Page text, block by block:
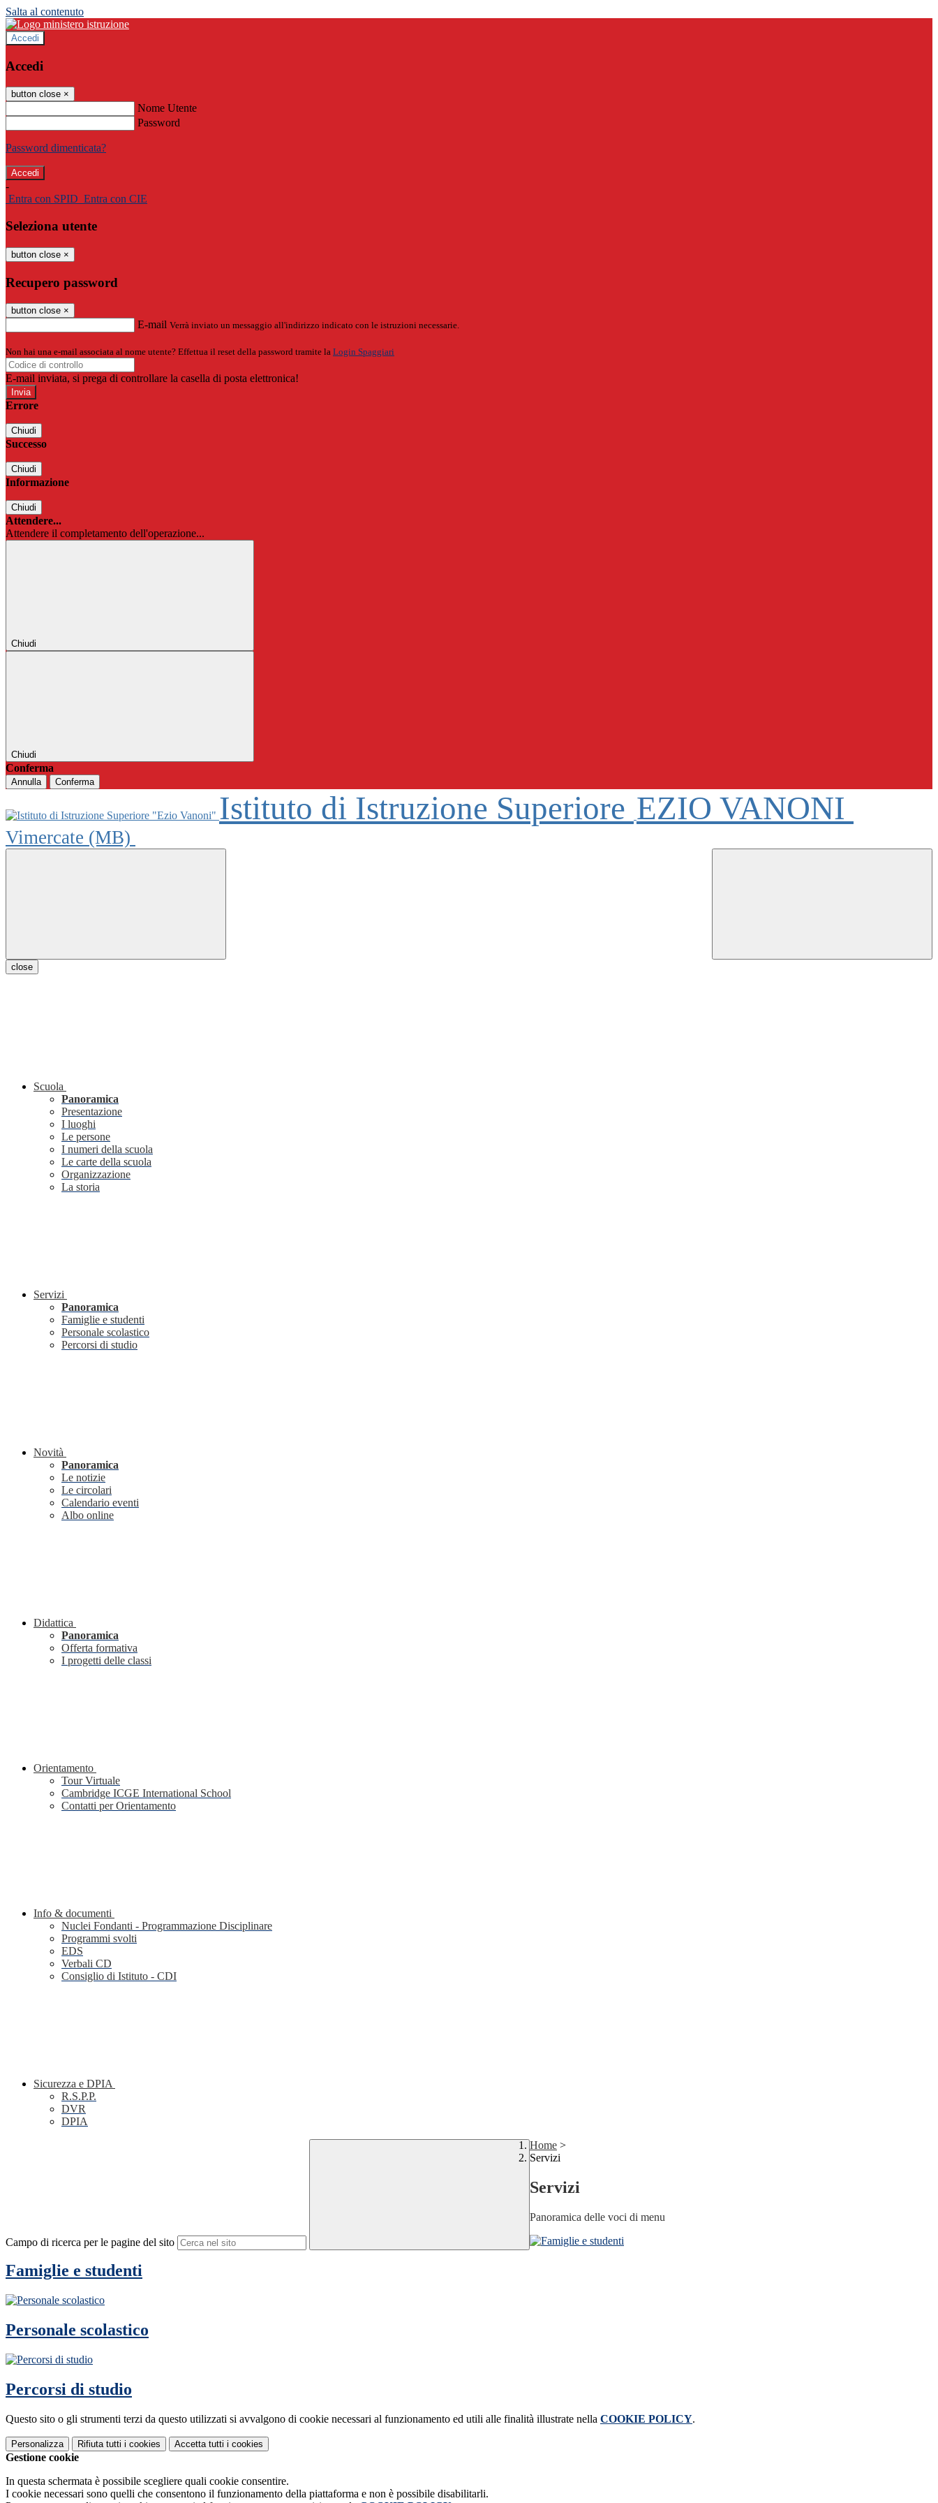
Salta al contenuto
Accedi
Accedi
button close ×
Nome Utente
Password
Password dimenticata?
-
Entra con SPID Entra con CIE
Seleziona utente
button close ×
Recupero password
button close ×
E-mail Verrà inviato un messaggio all'indirizzo indicato con le istruzioni necessarie.
Non hai una e-mail associata al nome utente? Effettua il reset della password tramite la Login Spaggiari
E-mail inviata, si prega di controllare la casella di posta elettronica!
Errore
Chiudi
Successo
Chiudi
Informazione
Chiudi
Attendere...
Attendere il completamento dell'operazione...
Chiudi
Chiudi
Conferma
Annulla Conferma
Istituto di Istruzione Superiore EZIO VANONI
Vimercate (MB)
close
Scuola
Panoramica
Presentazione
I luoghi
Le persone
I numeri della scuola
Le carte della scuola
Organizzazione
La storia
Servizi
Panoramica
Famiglie e studenti
Personale scolastico
Percorsi di studio
Novità
Panoramica
Le notizie
Le circolari
Calendario eventi
Albo online
Didattica
Panoramica
Offerta formativa
I progetti delle classi
Orientamento
Tour Virtuale
Cambridge ICGE International School
Contatti per Orientamento
Info & documenti
Nuclei Fondanti - Programmazione Disciplinare
Programmi svolti
EDS
Verbali CD
Consiglio di Istituto - CDI
Sicurezza e DPIA
R.S.P.P.
DVR
DPIA
Campo di ricerca per le pagine del sito
Home >
Servizi
Servizi
Panoramica delle voci di menu
Famiglie e studenti
Personale scolastico
Percorsi di studio
Questo sito o gli strumenti terzi da questo utilizzati si avvalgono di cookie necessari al funzionamento ed utili alle finalità illustrate nella COOKIE POLICY.
Personalizza Rifiuta tutti i cookies Accetta tutti i cookies
Gestione cookie
In questa schermata è possibile scegliere quali cookie consentire.
I cookie necessari sono quelli che consentono il funzionamento della piattaforma e non è possibile disabilitarli.